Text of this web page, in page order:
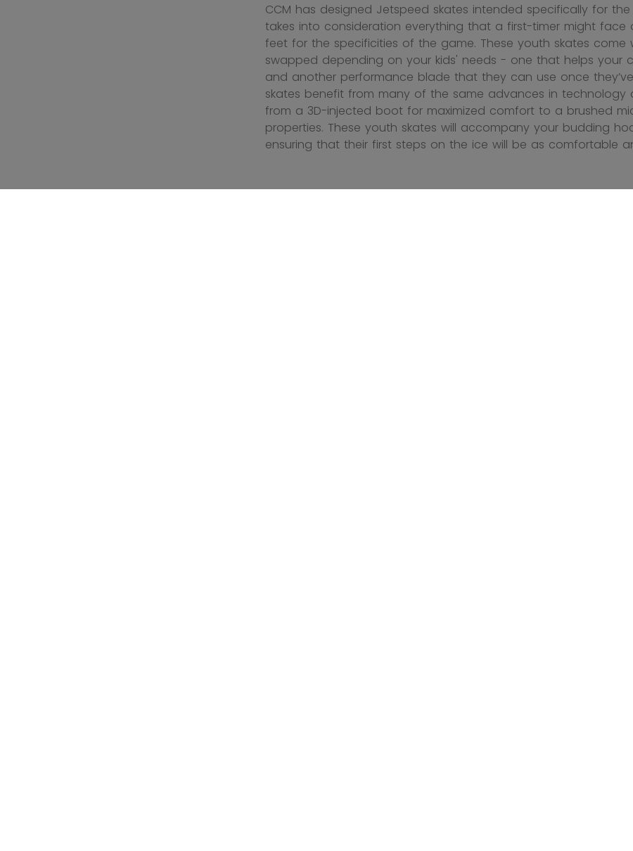
CCM has designed Jetspeed skates intended specifically for
takes into consideration everything that a first-timer might
feet for the specificities of the game. These youth skates
swapped depending on your kids' needs - one that helps your
and another performance blade that they can use once
skates benefit from many of the same advances in
from a 3D-injected boot for maximized comfort to a brushed
properties. These youth skates will accompany your budding
ensuring that their first steps on the ice will be as comfortable